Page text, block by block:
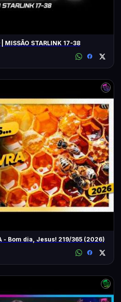
MISSÃO STARLINK 17-38
- Bom dia, Jesus! 219/365 (2026)